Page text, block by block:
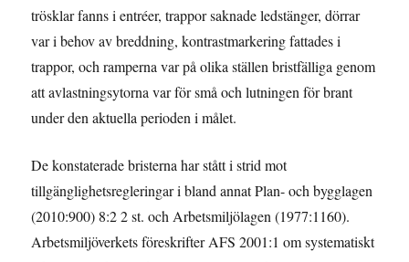
trösklar fanns i entréer, trappor saknade ledstänger, dörrar
var i behov av breddning, kontrastmarkering fattades i
trappor, och ramperna var på olika ställen bristfälliga genom
att avlastningsytorna var för små och lutningen för brant
under den aktuella perioden i målet.
De konstaterade bristerna har stått i strid mot
tillgänglighetsregleringar i bland annat Plan- och bygglagen
(2010:900) 8:2 2 st. och Arbetsmiljölagen (1977:1160).
Arbetsmiljöverkets föreskrifter AFS 2001:1 om systematiskt